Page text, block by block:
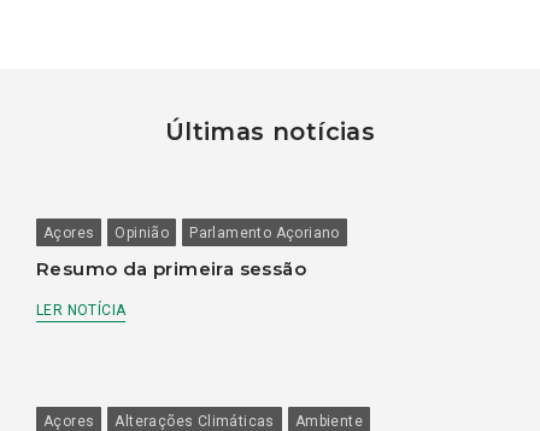
Últimas notícias
Açores Opinião Parlamento Açoriano
Resumo da primeira sessão
LER NOTÍCIA
Açores Alterações Climáticas Ambiente